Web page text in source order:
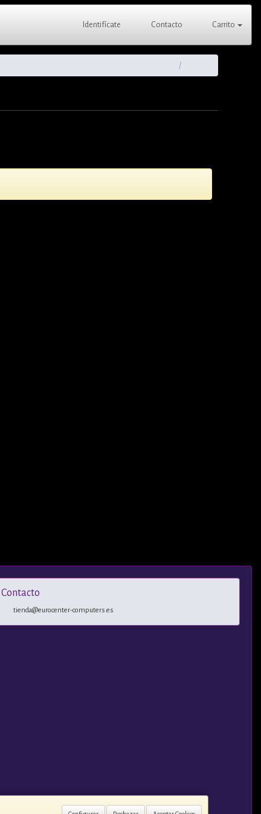
Identifícate Contacto Carrito
Contacto
tienda@eurocenter-computers.es